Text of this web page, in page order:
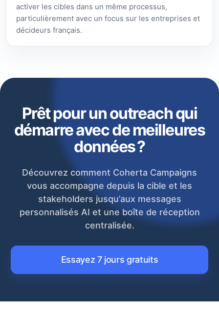
activer les cibles dans un même processus,
particulièrement avec un focus sur les entreprises et
décideurs français.
Prêt pour un outreach qui
démarre avec de meilleures
données ?
Découvrez comment Coherta Campaigns
vous accompagne depuis la cible et les
stakeholders jusqu’aux messages
personnalisés AI et une boîte de réception
centralisée.
Essayez 7 jours gratuits